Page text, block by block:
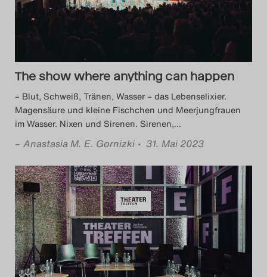
Impressum
Nutzungsbedingungen
Search
The show where anything can happen
– Blut, Schweiß, Tränen, Wasser – das Lebenselixier.
Magensäure und kleine Fischchen und Meerjungfrauen
im Wasser. Nixen und Sirenen. Sirenen,…
– Anastasia M. E. Gornizki • 31. Mai 2023